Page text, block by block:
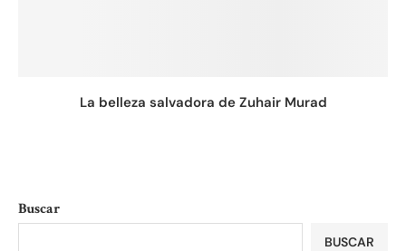
La belleza salvadora de Zuhair Murad
Buscar
BUSCAR